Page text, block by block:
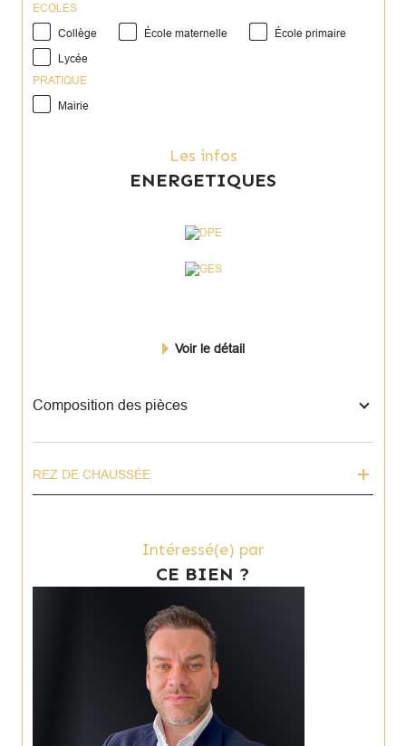
ECOLES
Collège
École maternelle École primaire
Lycée
PRATIQUE
Mairie
Les infos
ENERGETIQUES
Voir le détail
Composition des pièces
REZ DE CHAUSSÉE
Intéressé(e) par
CE BIEN ?